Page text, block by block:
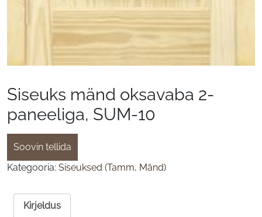
Siseuks mänd oksavaba 2-
paneeliga, SUM-10
Soovin tellida
Kategooria: Siseuksed (Tamm, Mänd)
Kirjeldus